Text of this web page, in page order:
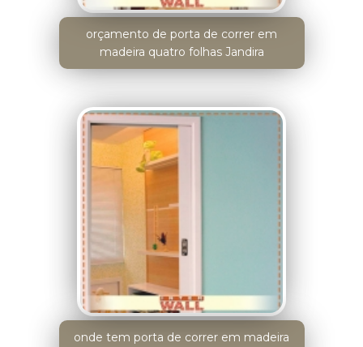
orçamento de porta de correr em
madeira quatro folhas Jandira
onde tem porta de correr em madeira